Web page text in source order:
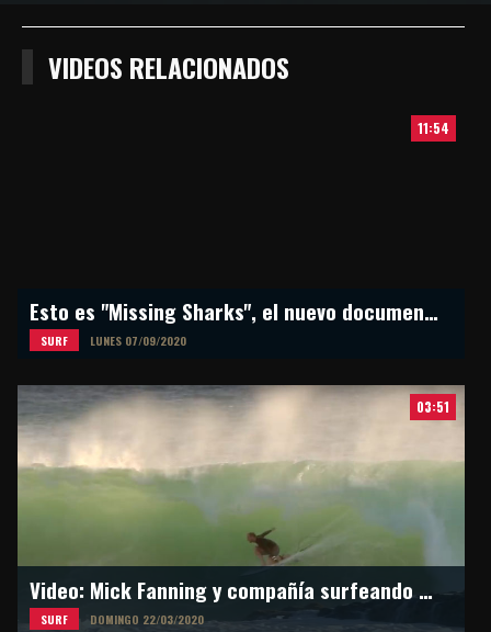
VIDEOS RELACIONADOS
11:54
Esto es "Missing Sharks", el nuevo documental de Martina Alvarez
SURF LUNES 07/09/2020
03:51
Video: Mick Fanning y compañía surfeando en Snapper Rocks
SURF DOMINGO 22/03/2020